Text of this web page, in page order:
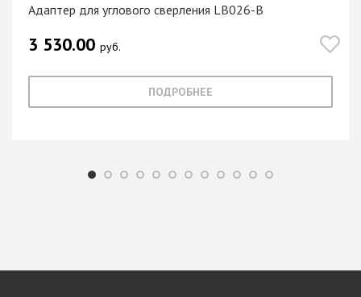
Адаптер для углового сверления LB026-B
3 530.00 руб.
ПОДРОБНЕЕ